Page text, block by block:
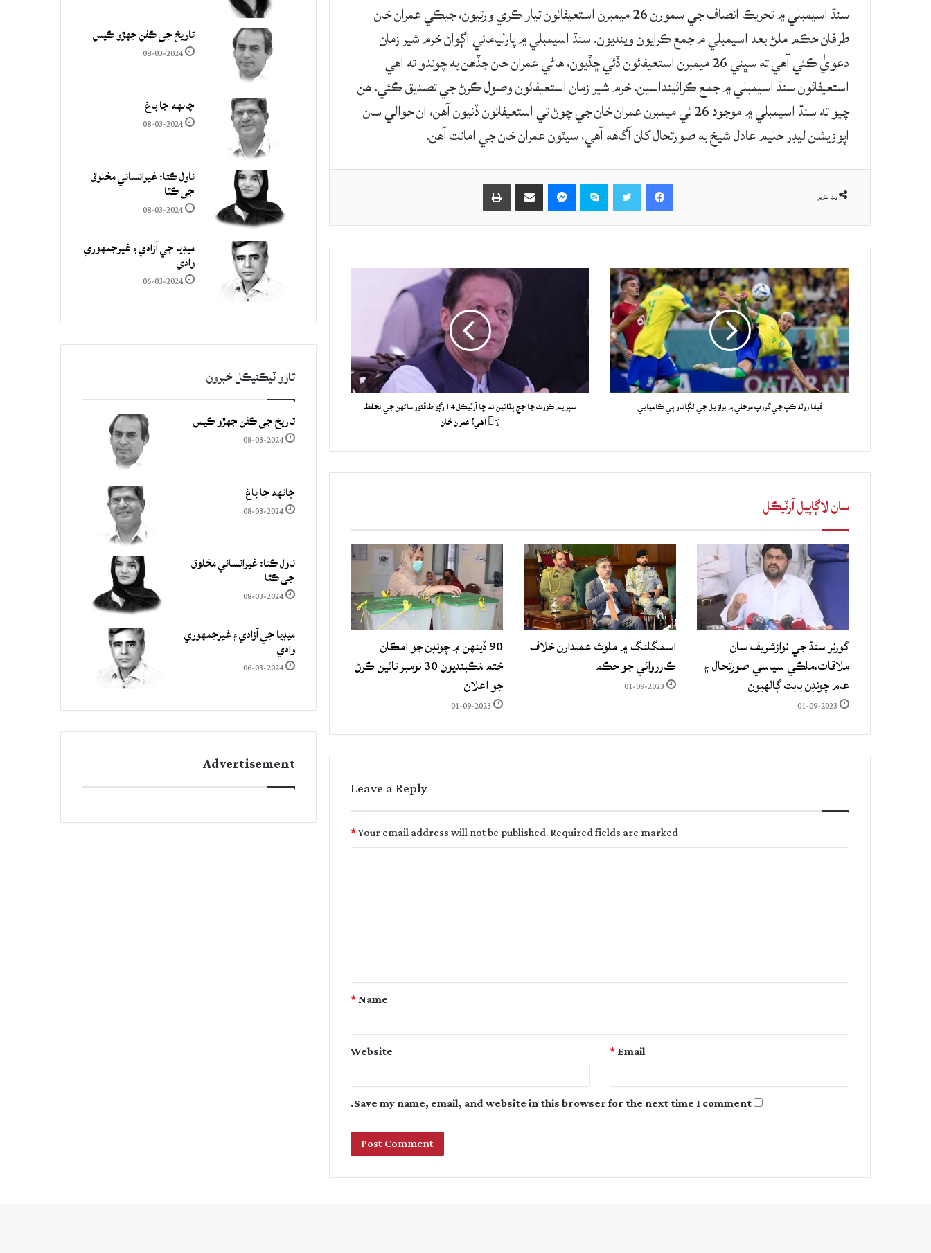
سنڌ اسيمبلي ۾ تحريڪ انصاف جي سمورن 26 ميمبرن استعيفائون تيار ڪري ورتيون، جيڪي عمران خان
طرفان حڪم ملڻ بعد اسيمبلي ۾ جمع ڪرايون وينديون. سنڌ اسيمبلي ۾ پارلياماني اڳواڻ خرم شير زمان
دعويٰ ڪئي آهي ته سڀني 26 ميمبرن استعيفائون ڏئي ڇڏيون، هاڻي عمران خان جڏهن به چوندو ته اهي
استعيفائون سنڌ اسيمبلي ۾ جمع ڪرائينداسين. خرم شير زمان استعيفائون وصول ڪرڻ جي تصديق ڪئي. هن
چيو ته سنڌ اسيمبلي ۾ موجود 26 ئي ميمبرن عمران خان جي چوڻ تي استعيفائون ڏنيون آهن، ان حوالي سان
اپوزيشن ليڊر حليم عادل شيخ به صورتحال کان آگاهه آهي، سيٽون عمران خان جي امانت آهن.
ونڊ ڪريو
Facebook
Skype حصيداري ڪريو اي ميل ذريعي
فيفا ورلڊ ڪپ جي گروپ مرحلي ۾ برازيل جي لڳاتار ٻي ڪاميابي
سپريم ڪورٽ جا جج ٻڌائين ته ڇا آرٽيڪل 14 رڳو طاقتور ماڻهن جي تحفظ
لا آهي؟ عمران خان
سان لاڳاپيل آرٽيڪل
گورنر سنڌ جي نوازشريف سان
ملاقات،ملڪي سياسي صورتحال ۽
عام چونڊن بابت ڳالهيون
01-09-2023
اسمگلنگ ۾ ملوث عملدارن خلاف
ڪارروائي جو حڪم
01-09-2023
90 ڏينهن ۾ چونڊن جو امڪان
ختم،تڪبنديون 30 نومبر تائين ڪرڻ
جو اعلان
01-09-2023
Leave a Reply
Your email address will not be published.Required fields are marked
*
t
Name
*
Email
*
Website
Save my name, email, and website in this browser for the next time I comment.
تاريخ جي ڪفن جھڙو ڪيس
08-03-2024
چانهه جا باغ
08-03-2024
ناول ڪتا: غيرانساني مخلوق
جي ڪٿا
08-03-2024
ميڊيا جي آزادي ۽ غيرجمھوري
وادي
06-03-2024
تازو ٽيڪنيڪل خبرون
تاريخ جي ڪفن جھڙو ڪيس
08-03-2024
چانهه جا باغ
08-03-2024
ناول ڪتا: غيرانساني مخلوق
جي ڪٿا
08-03-2024
ميڊيا جي آزادي ۽ غيرجمھوري
وادي
06-03-2024
Advertisement